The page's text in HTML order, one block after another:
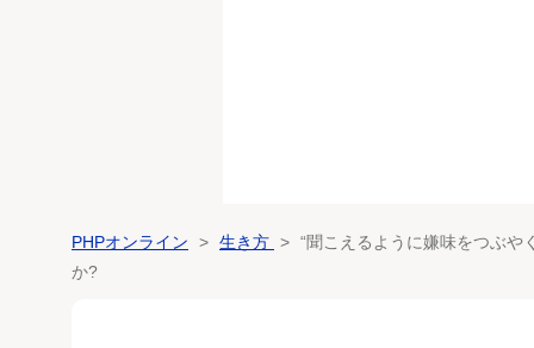
PHPオンライン 生き方
“聞こえるように嫌味をつぶや
か?